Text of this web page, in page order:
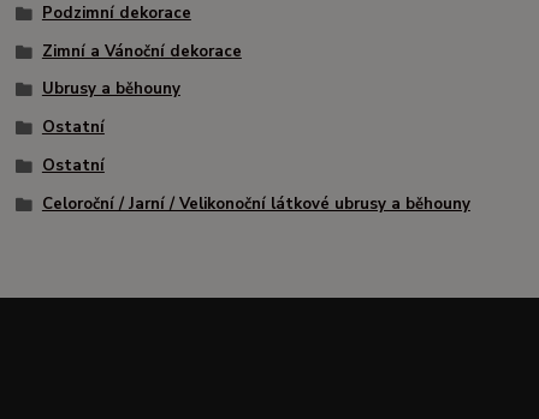
Podzimní dekorace
Zimní a Vánoční dekorace
Ubrusy a běhouny
Ostatní
Ostatní
Celoroční / Jarní / Velikonoční látkové ubrusy a běhouny